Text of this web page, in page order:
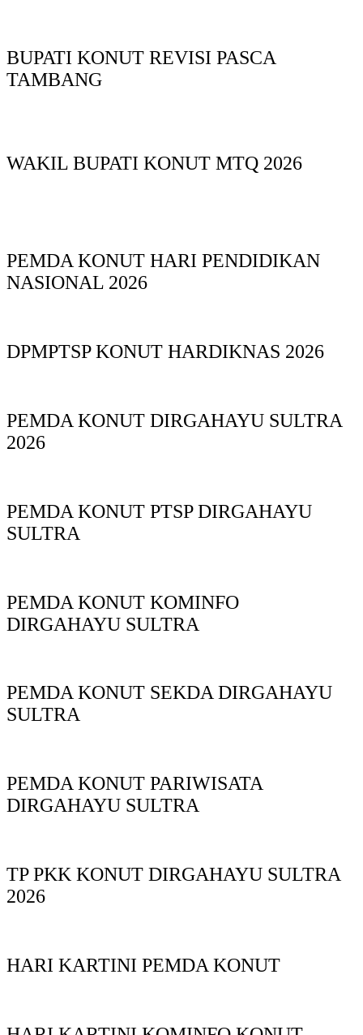
BUPATI KONUT REVISI PASCA
TAMBANG
WAKIL BUPATI KONUT MTQ 2026
PEMDA KONUT HARI PENDIDIKAN
NASIONAL 2026
DPMPTSP KONUT HARDIKNAS 2026
PEMDA KONUT DIRGAHAYU SULTRA
2026
PEMDA KONUT PTSP DIRGAHAYU
SULTRA
PEMDA KONUT KOMINFO
DIRGAHAYU SULTRA
PEMDA KONUT SEKDA DIRGAHAYU
SULTRA
PEMDA KONUT PARIWISATA
DIRGAHAYU SULTRA
TP PKK KONUT DIRGAHAYU SULTRA
2026
HARI KARTINI PEMDA KONUT